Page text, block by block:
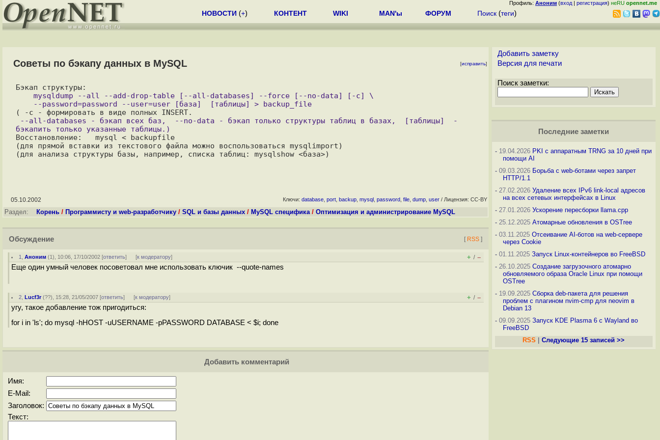
Профиль: Аноним (вход | регистрация) неRU opennet.me
НОВОСТИ (+) КОНТЕНТ WIKI MAN'ы ФОРУМ Поиск (теги)
Советы по бэкапу данных в MySQL [исправить]
    --password=password --user=user [база]  [таблицы] > backup_file
Восстановление:   mysql < backupfile
(для прямой вставки из текстового файла можно воспользоваться mysqlimport)
05.10.2002 Ключи: database port backup mysql password file dump user / Лицензия: CC-BY
Раздел: Корень / Программисту и web-разработчику / SQL и базы данных / MySQL специфика/ Оптимизация и администрирование MySQL
Обсуждение [ RSS ]
1 ,Аноним (1), 10:06, 17/10/2002 [ответить] [к модератору] + / –
Еще один умный человек посоветовал мне использовать ключик --quote-names
2 ,Lucf3r(??), 15:28, 21/05/2007 [ответить] [к модератору] + / –
угу, такое добавление тож пригодиться:
for i in 'ls'; do mysql -hHOST -uUSERNAME -pPASSWORD DATABASE < $i; done
Добавить комментарий
Имя:
E-Mail:
Заголовок:
Текст:
Добавить заметку
Версия для печати
Поиск заметки:
Последние заметки
-19.04.2026 PKI с аппаратным TRNG за 10 дней при
помощи AI
-09.03.2026 Борьба с web-ботами через запрет
HTTP/1.1
-27.02.2026 Удаление всех IPv6 link-local адресов
на всех сетевых интерфейсах в Linux
-27.01.2026 Ускорение пересборки llama.cpp
-25.12.2025 Атомарные обновления в OSTree
-03.11.2025 Отсеивание AI-ботов на web-сервере
через Cookie
-01.11.2025 Запуск Linux-контейнеров во FreeBSD
-26.10.2025 Создание загрузочного атомарно
обновляемого образа Oracle Linux при помощи
OSTree
-19.09.2025 Сборка deb-пакета для решения
проблем с плагином nvim-cmp для neovim в
Debian 13
-09.09.2025 Запуск KDE Plasma 6 с Wayland во
FreeBSD
RSS
Следующие 15 записей >>